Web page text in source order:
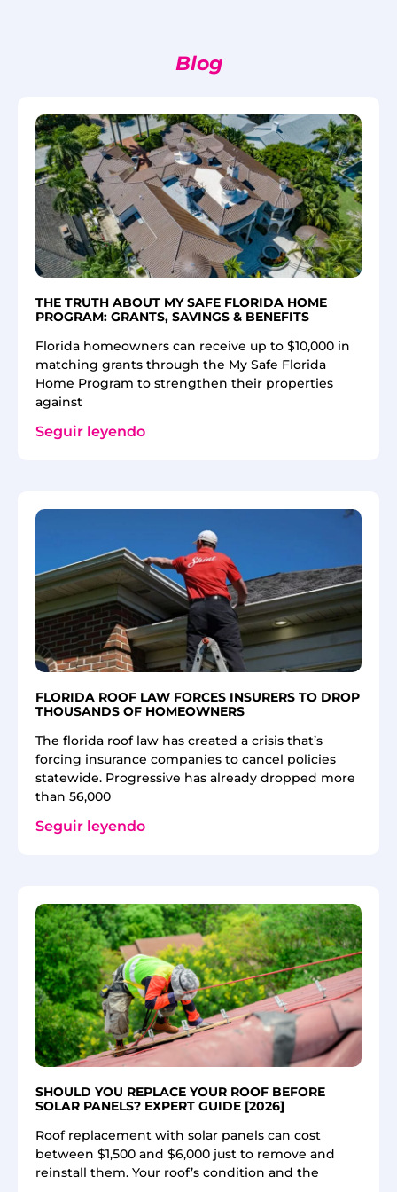
Blog
THE TRUTH ABOUT MY SAFE FLORIDA HOME
PROGRAM: GRANTS, SAVINGS & BENEFITS
Florida homeowners can receive up to $10,000 in
matching grants through the My Safe Florida
Home Program to strengthen their properties
against
Seguir leyendo
FLORIDA ROOF LAW FORCES INSURERS TO DROP
THOUSANDS OF HOMEOWNERS
The florida roof law has created a crisis that’s
forcing insurance companies to cancel policies
statewide. Progressive has already dropped more
than 56,000
Seguir leyendo
SHOULD YOU REPLACE YOUR ROOF BEFORE
SOLAR PANELS? EXPERT GUIDE [2026]
Roof replacement with solar panels can cost
between $1,500 and $6,000 just to remove and
reinstall them. Your roof’s condition and the